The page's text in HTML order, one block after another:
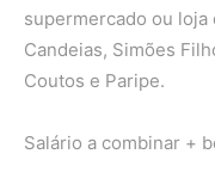
supermercado ou loja
Candeias, Simões
Coutos e Paripe.
Salário a combinar +